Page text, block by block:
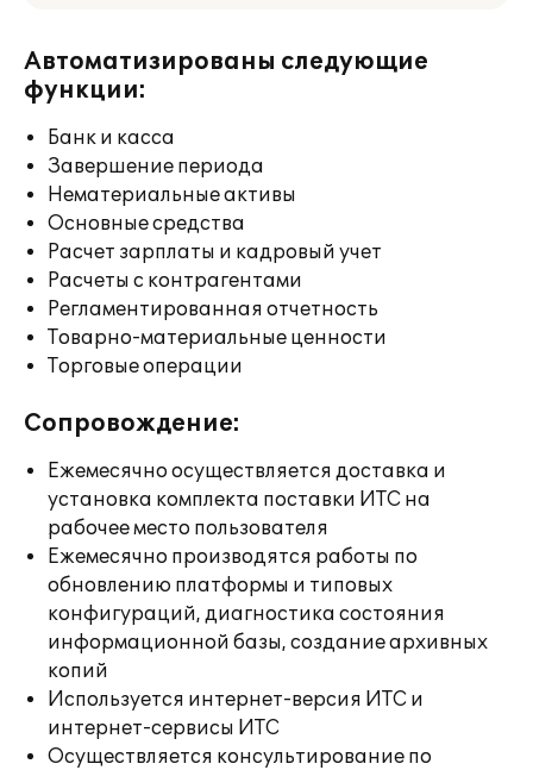
Автоматизированы следующие
функции:
Банк и касса
Завершение периода
Нематериальные активы
Основные средства
Расчет зарплаты и кадровый учет
Расчеты с контрагентами
Регламентированная отчетность
Товарно-материальные ценности
Торговые операции
Сопровождение:
Ежемесячно осуществляется доставка и
установка комплекта поставки ИТС на
рабочее место пользователя
Ежемесячно производятся работы по
обновлению платформы и типовых
конфигураций, диагностика состояния
информационной базы, создание архивных
копий
Используется интернет-версия ИТС и
интернет-сервисы ИТС
Осуществляется консультирование по